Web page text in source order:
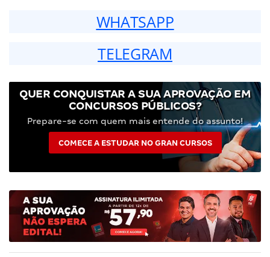
WHATSAPP
TELEGRAM
QUER CONQUISTAR A SUA APROVAÇÃO EM
CONCURSOS PÚBLICOS?
Prepare-se com quem mais entende do assunto!
COMECE A ESTUDAR NO GRAN CURSOS